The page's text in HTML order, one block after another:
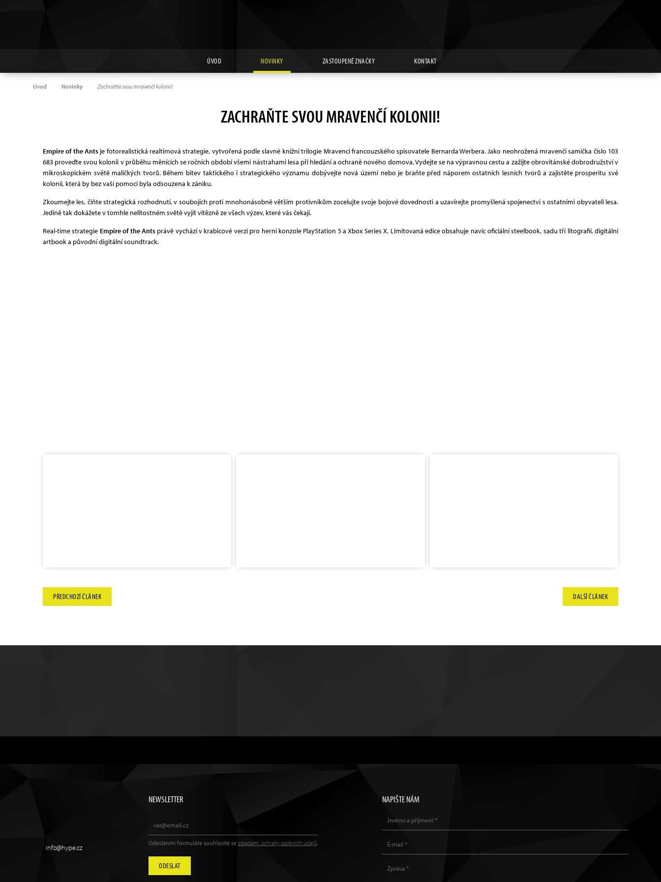
ÚVOD NOVINKY ZASTOUPENÉ ZNAČKY KONTAKT
Úvod Novinky Zachraňte svou mravenčí kolonii!
ZACHRAŇTE SVOU MRAVENČÍ KOLONII!
Empire of the Ants je fotorealistická realtimová strategie, vytvořená podle slavné knižní trilogie Mravenci francouzského spisovatele Bernarda Werbera. Jako neohrožená mravenčí samička číslo 103
683 proveďte svou kolonii v průběhu měnících se ročních období všemi nástrahami lesa při hledání a ochraně nového domova. Vydejte se na výpravnou cestu a zažijte obrovitánské dobrodružství v
mikroskopickém světě maličkých tvorů. Během bitev taktického i strategického významu dobývejte nová území nebo je braňte před náporem ostatních lesních tvorů a zajistěte prosperitu své
kolonii, která by bez vaší pomoci byla odsouzena k zániku.
Zkoumejte les, čiňte strategická rozhodnutí, v soubojích proti mnohonásobně větším protivníkům zocelujte svoje bojové dovednosti a uzavírejte promyšlená spojenectví s ostatními obyvateli lesa.
Jedině tak dokážete v tomhle nelítostném světě vyjít vítězně ze všech výzev, které vás čekají.
Real-time strategie Empire of the Antsprávě vychází v krabicové verzi pro herní konzole PlayStation 5 a Xbox Series X. Limitovaná edice obsahuje navíc oficiální steelbook, sadu tří litografií, digitální
artbook a původní digitální soundtrack.
DALŠÍČLÁNEK
PŘEDCHOZÍČLÁNEK
info@hype.cz
NEWSLETTER
Odesláním formuláře souhlasíte se zásadami ochrany osobních údajů.
ODESLAT
NAPIŠTE NÁM